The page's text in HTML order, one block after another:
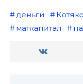
деньги
маткапитал